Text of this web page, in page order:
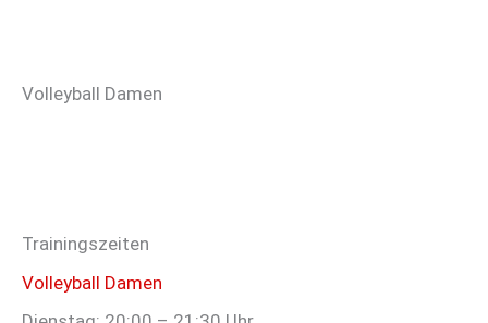
Volleyball Damen
Trainingszeiten
Volleyball Damen